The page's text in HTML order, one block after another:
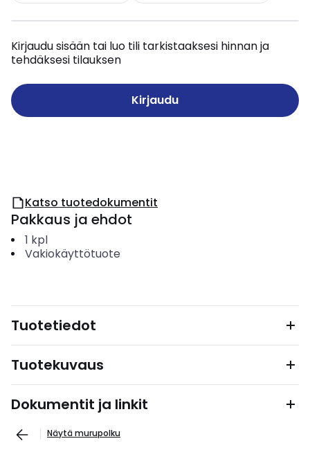
Kirjaudu sisään tai luo tili tarkistaaksesi hinnan ja
tehdäksesi tilauksen
Kirjaudu
Katso tuotedokumentit
Pakkaus ja ehdot
1 kpl
Vakiokäyttötuote
Tuotetiedot
Tuotekuvaus
Dokumentit ja linkit
Näytä murupolku